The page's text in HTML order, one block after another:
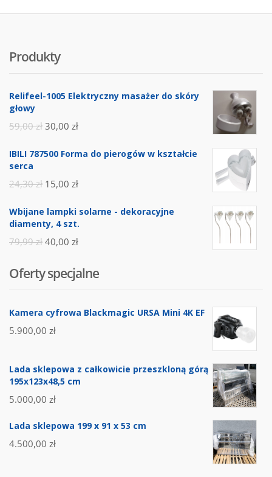
Produkty
Relifeel-1005 Elektryczny masażer do skóry
głowy
59,00zł 30,00 zł
IBILI 787500 Forma do pierogów w kształcie
serca
24,30zł 15,00 zł
Wbijane lampki solarne - dekoracyjne
diamenty, 4 szt.
79,99zł 40,00 zł
Oferty specjalne
Kamera cyfrowa Blackmagic URSA Mini 4K EF
5.900,00 zł
Lada sklepowa z całkowicie przeszkloną górą
195x123x48,5 cm
5.000,00 zł
Lada sklepowa 199 x 91 x 53 cm
4.500,00 zł